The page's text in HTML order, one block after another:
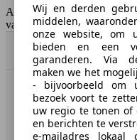
AutoScout24 Belgium NV
van de gegevens.
AutoScout24: de
AutoScout24
Wij en derden
middelen,
onze website, om
bieden en een
garanderen. Via
maken we het
- bijvoorbeeld om
bezoek voort te
uw regio te tonen of
en berichten te
e-mailadres